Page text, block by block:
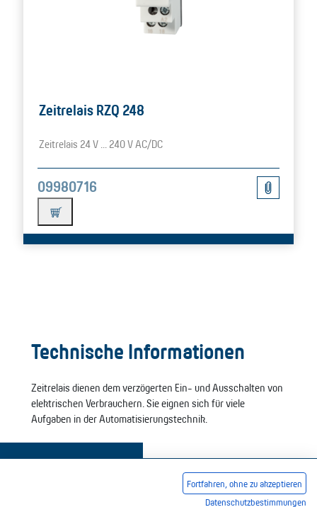
Zeitrelais RZQ 248
Zeitrelais 24 V ... 240 V AC/DC
09980716
Technische Informationen
Zeitrelais dienen dem verzögerten Ein- und Ausschalten von
elektrischen Verbrauchern. Sie eignen sich für viele
Aufgaben in der Automatisierungstechnik.
Fortfahren, ohne zu akzeptieren
Datenschutzbestimmungen